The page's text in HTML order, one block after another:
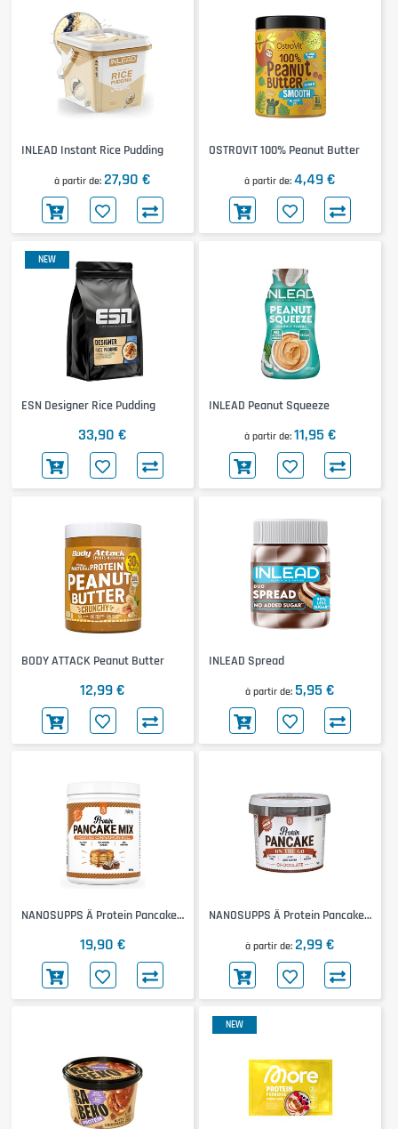
INLEAD Instant Rice Pudding
à partir de 27,90 €
OSTROVIT 100% Peanut Butter
à partir de 4,49 €
NEW
ESN Designer Rice Pudding
33,90 €
INLEAD Peanut Squeeze
à partir de 11,95 €
BODY ATTACK Peanut Butter
12,99 €
INLEAD Spread
à partir de 5,95 €
NANOSUPPS Ä Protein Pancake
19,90 €
NANOSUPPS Ä Protein Pancake
à partir de 2,99 €
NEW